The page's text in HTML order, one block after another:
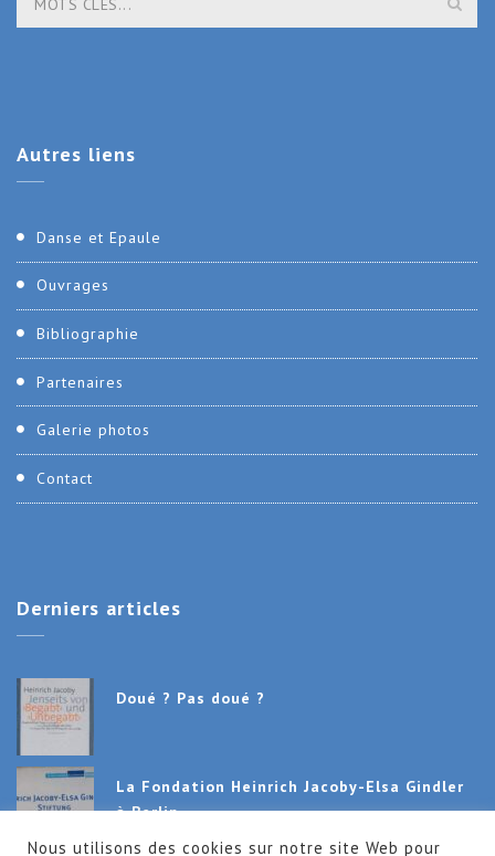
Autres liens
Danse et Epaule
Ouvrages
Bibliographie
Partenaires
Galerie photos
Contact
Derniers articles
Doué ? Pas doué ?
La Fondation Heinrich Jacoby-Elsa Gindler
à Berlin
Nous utilisons des cookies sur notre site Web pour